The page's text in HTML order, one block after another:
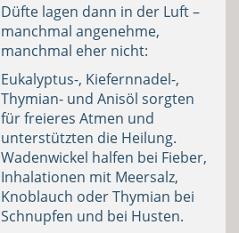
Düfte lagen dann in der Luft –
manchmal angenehme,
manchmal eher nicht:
Eukalyptus-, Kiefernnadel-,
Thymian- und Anisöl sorgten
für freieres Atmen und
unterstützten die Heilung.
Wadenwickel halfen bei Fieber,
Inhalationen mit Meersalz,
Knoblauch oder Thymian bei
Schnupfen und bei Husten.